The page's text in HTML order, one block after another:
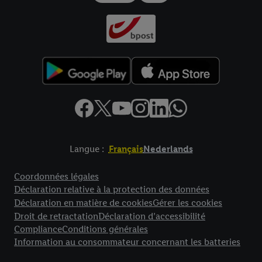
Langue : FrançaisNederlands
Coordonnées légales
Déclaration relative à la protection des données
Déclaration en matière de cookiesGérer les cookies
Droit de retractationDéclaration d’accessibilité
ComplianceConditions générales
Information au consommateur concernant les batteries